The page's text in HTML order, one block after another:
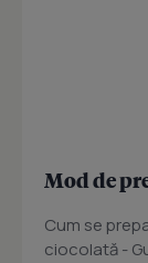
Mod de
Cum se
ciocolată -